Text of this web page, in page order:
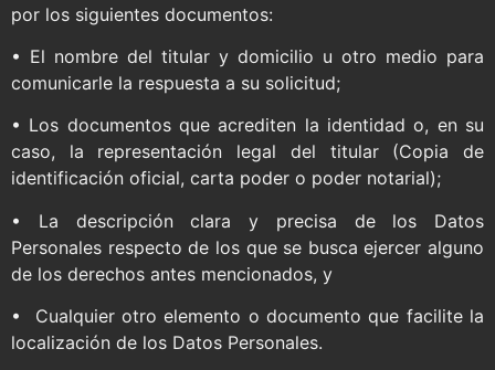
por los siguientes documentos:
• El nombre del titular y domicilio u otro medio para
comunicarle la respuesta a su solicitud;
• Los documentos que acrediten la identidad o, en su
caso, la representación legal del titular (Copia de
identificación oficial, carta poder o poder notarial);
• La descripción clara y precisa de los Datos
Personales respecto de los que se busca ejercer alguno
de los derechos antes mencionados, y
• Cualquier otro elemento o documento que facilite la
localización de los Datos Personales.